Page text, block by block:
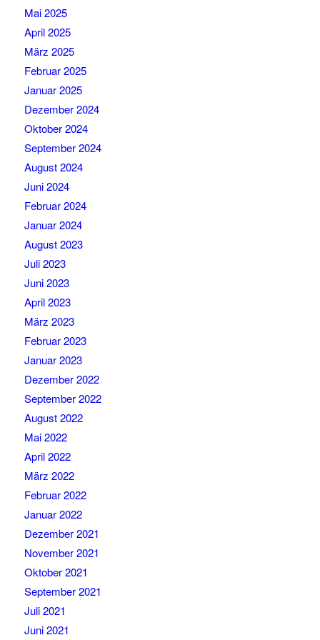
Mai 2025
April 2025
März 2025
Februar 2025
Januar 2025
Dezember 2024
Oktober 2024
September 2024
August 2024
Juni 2024
Februar 2024
Januar 2024
August 2023
Juli 2023
Juni 2023
April 2023
März 2023
Februar 2023
Januar 2023
Dezember 2022
September 2022
August 2022
Mai 2022
April 2022
März 2022
Februar 2022
Januar 2022
Dezember 2021
November 2021
Oktober 2021
September 2021
Juli 2021
Juni 2021